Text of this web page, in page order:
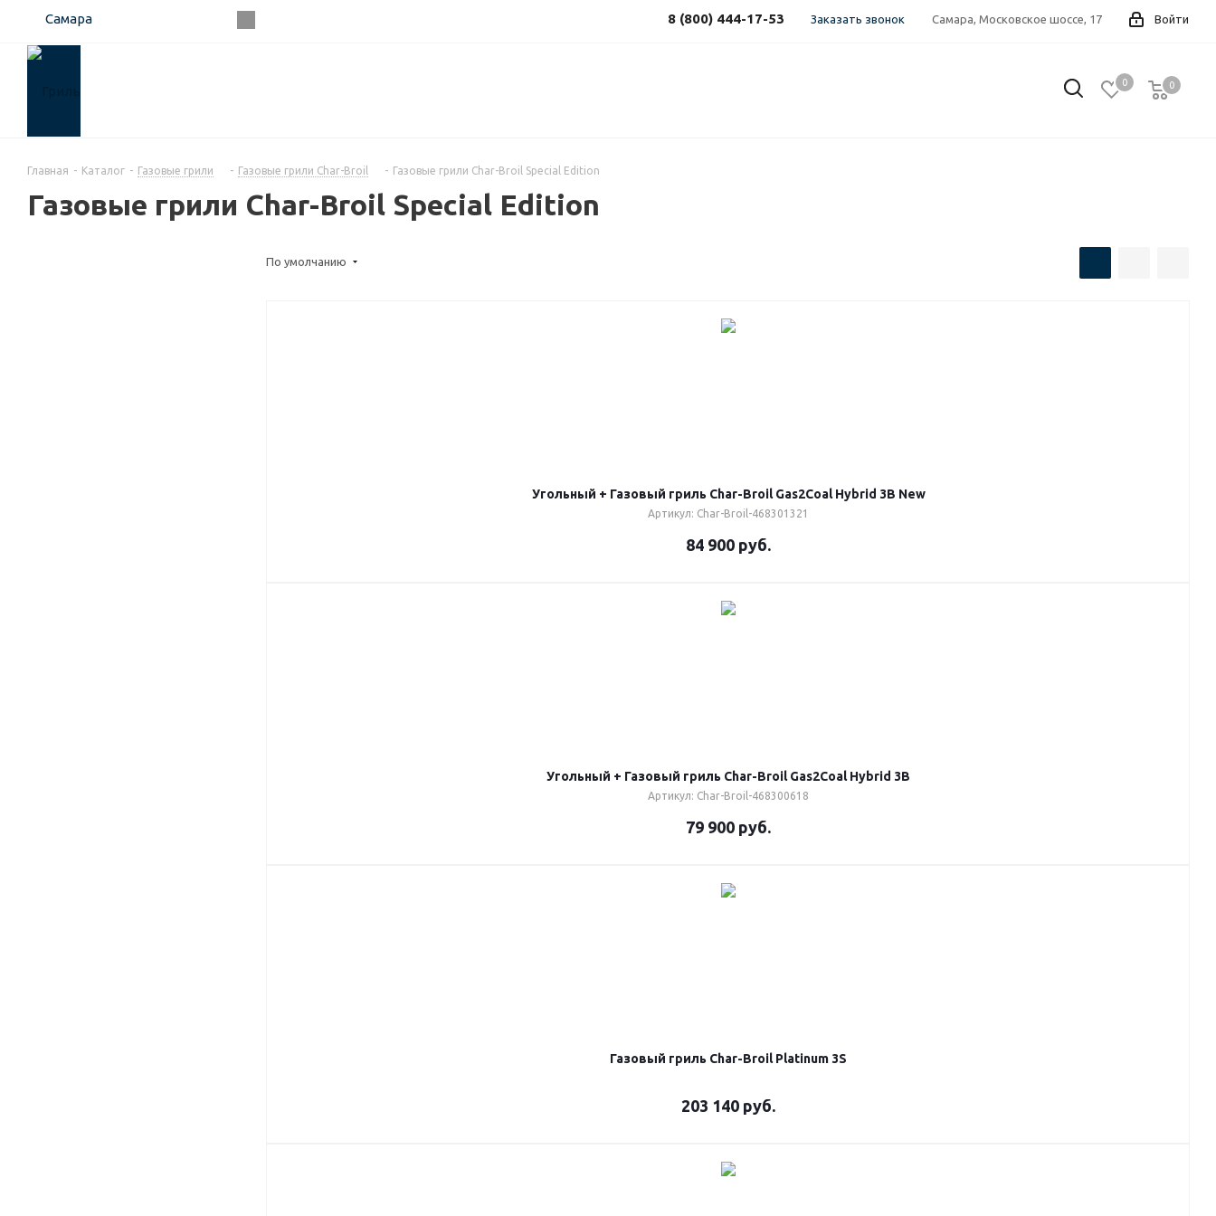
Самара Войти
Самара, Московское шоссе, 17
8 (800) 444-17-53 Заказать звонок
0 0
0
Главная - Каталог - Газовые грили - Газовые грили Char-Broil - Газовые грили Char-Broil Special Edition
Газовые грили Char-Broil Special Edition
По умолчанию
Угольный + Газовый гриль Char-Broil Gas2Coal Hybrid 3B New
Артикул: Char-Broil-468301321
84 900 руб.
Угольный + Газовый гриль Char-Broil Gas2Coal Hybrid 3B
Артикул: Char-Broil-468300618
79 900 руб.
Газовый гриль Char-Broil Platinum 3S
203 140 руб.